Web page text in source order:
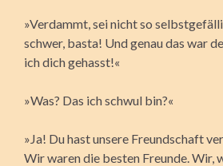
»Verdammt, sei nicht so
schwer, basta! Und genau das war
ich dich gehasst!«
»Was? Das ich schwul bin?«
»Ja! Du hast unsere Freundschaft
Wir waren die besten Freunde. Wir,